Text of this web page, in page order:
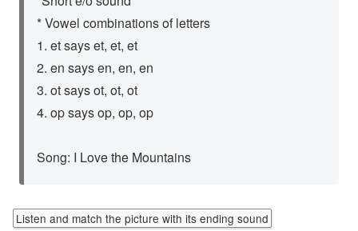
* Vowel combinations of letters
1. et says et, et, et
2. en says en, en, en
3. ot says ot, ot, ot
4. op says op, op, op
Song: I Love the Mountains
Listen and match the picture with its ending sound